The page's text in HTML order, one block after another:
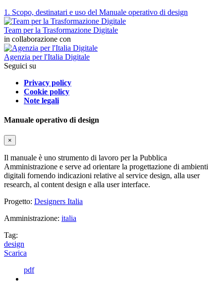
1. Scopo, destinatari e uso del Manuale operativo di design
Team per la Trasformazione Digitale
in collaborazione con
Agenzia per l'Italia Digitale
Seguici su
Privacy policy
Cookie policy
Note legali
Manuale operativo di design
×
Il manuale è uno strumento di lavoro per la Pubblica
Amministrazione e serve ad orientare la progettazione di ambienti
digitali fornendo indicazioni relative al service design, alla user
research, al content design e alla user interface.
Progetto: Designers Italia
Amministrazione: italia
Tag:
design
Scarica
pdf